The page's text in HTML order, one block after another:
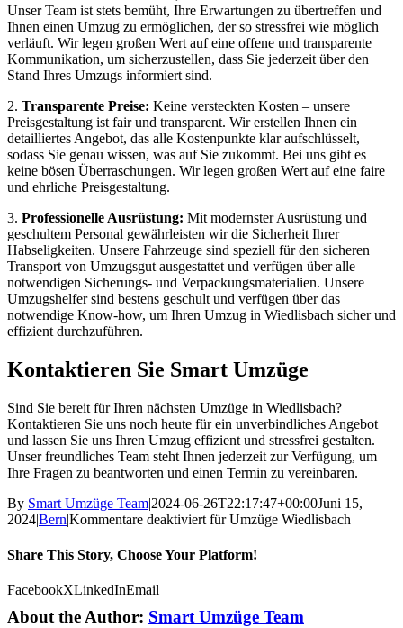
Unser Team ist stets bemüht, Ihre Erwartungen zu übertreffen und
Ihnen einen Umzug zu ermöglichen, der so stressfrei wie möglich
verläuft. Wir legen großen Wert auf eine offene und transparente
Kommunikation, um sicherzustellen, dass Sie jederzeit über den
Stand Ihres Umzugs informiert sind.
2. Transparente Preise: Keine versteckten Kosten – unsere
Preisgestaltung ist fair und transparent. Wir erstellen Ihnen ein
detailliertes Angebot, das alle Kostenpunkte klar aufschlüsselt,
sodass Sie genau wissen, was auf Sie zukommt. Bei uns gibt es
keine bösen Überraschungen. Wir legen großen Wert auf eine faire
und ehrliche Preisgestaltung.
3. Professionelle Ausrüstung: Mit modernster Ausrüstung und
geschultem Personal gewährleisten wir die Sicherheit Ihrer
Habseligkeiten. Unsere Fahrzeuge sind speziell für den sicheren
Transport von Umzugsgut ausgestattet und verfügen über alle
notwendigen Sicherungs- und Verpackungsmaterialien. Unsere
Umzugshelfer sind bestens geschult und verfügen über das
notwendige Know-how, um Ihren Umzug in Wiedlisbach sicher und
effizient durchzuführen.
Kontaktieren Sie Smart Umzüge
Sind Sie bereit für Ihren nächsten Umzüge in Wiedlisbach?
Kontaktieren Sie uns noch heute für ein unverbindliches Angebot
und lassen Sie uns Ihren Umzug effizient und stressfrei gestalten.
Unser freundliches Team steht Ihnen jederzeit zur Verfügung, um
Ihre Fragen zu beantworten und einen Termin zu vereinbaren.
By Smart Umzüge Team|2024-06-26T22:17:47+00:00Juni 15,
2024|Bern|Kommentare deaktiviert für Umzüge Wiedlisbach
Share This Story, Choose Your Platform!
FacebookXLinkedInEmail
About the Author: Smart Umzüge Team